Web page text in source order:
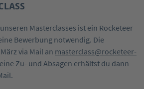
Masterclasses ist ein Rocketeer
Bewerbung notwendig. Die
via Mail an masterclass@rocketeer-
Zu- und Absagen erhältst du dann